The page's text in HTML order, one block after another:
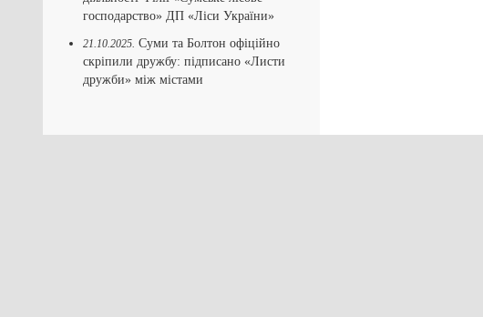
господарство» ДП «Ліси України»
21.10.2025. Суми та Болтон офіційно
скріпили дружбу: підписано «Листи
дружби» між містами